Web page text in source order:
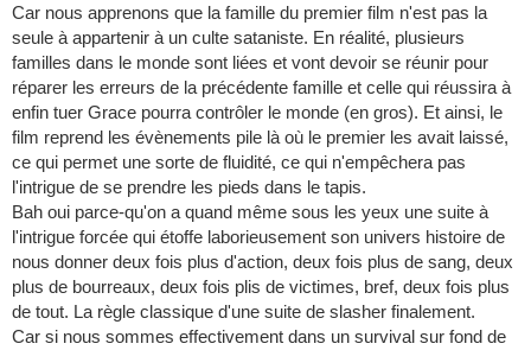
Car nous apprenons que la famille du premier film n'est pas la
seule à appartenir à un culte sataniste. En réalité, plusieurs
familles dans le monde sont liées et vont devoir se réunir pour
réparer les erreurs de la précédente famille et celle qui réussira à
enfin tuer Grace pourra contrôler le monde (en gros). Et ainsi, le
film reprend les évènements pile là où le premier les avait laissé,
ce qui permet une sorte de fluidité, ce qui n'empêchera pas
l'intrigue de se prendre les pieds dans le tapis.
Bah oui parce-qu'on a quand même sous les yeux une suite à
l'intrigue forcée qui étoffe laborieusement son univers histoire de
nous donner deux fois plus d'action, deux fois plus de sang, deux
plus de bourreaux, deux fois plis de victimes, bref, deux fois plus
de tout. La règle classique d'une suite de slasher finalement.
Car si nous sommes effectivement dans un survival sur fond de